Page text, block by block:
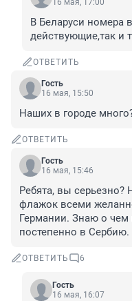
16 мая, 17:00
В Беларуси номера
действующие,так и
ОТВЕТИТЬ
Гость
16 мая, 15:50
Наших в городе
ОТВЕТИТЬ
Гость
16 мая, 15:46
Ребята, вы
флажок всеми
Германии. Знаю о чем
постепенно в Сербию.
ОТВЕТИТЬ 6
Гость
16 мая, 16:07